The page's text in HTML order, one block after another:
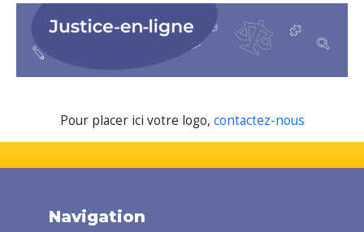
Pour placer ici votre logo, contactez-nous
Navigation